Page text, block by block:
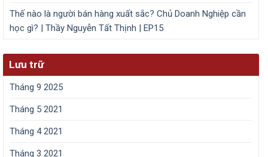
Thế nào là người bán hàng xuất sắc? Chủ Doanh Nghiệp cần
học gì? | Thầy Nguyễn Tất Thịnh | EP15
Lưu trữ
Tháng 9 2025
Tháng 5 2021
Tháng 4 2021
Tháng 3 2021